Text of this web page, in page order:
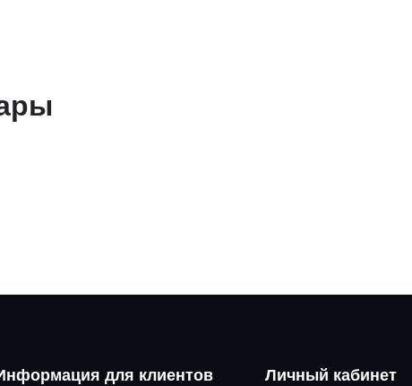
для клиентов Личный кабинет